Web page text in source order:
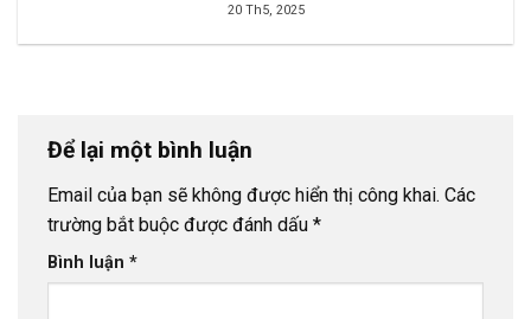
20 Th5, 2025
Để lại một bình luận
Email của bạn sẽ không được hiển thị công khai. Các
trường bắt buộc được đánh dấu *
Bình luận *